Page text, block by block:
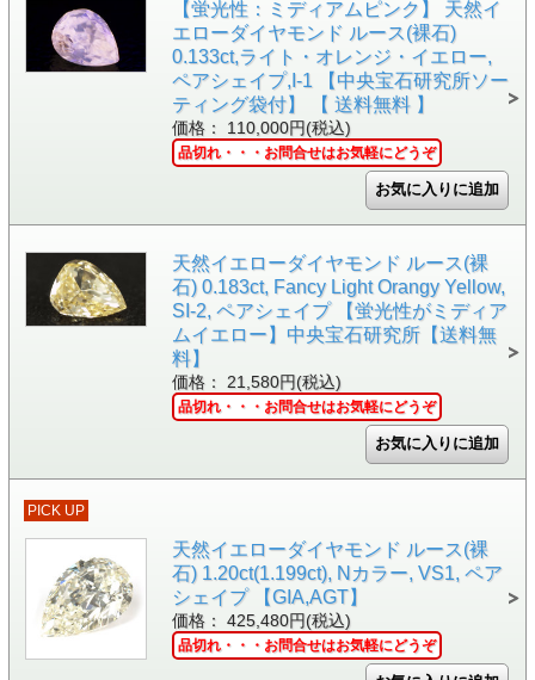
【蛍光性：ミディアムピンク】 天然イ
エローダイヤモンド ルース(裸石)
0.133ct,ライト・オレンジ・イエロー,
ペアシェイプ,I-1 【中央宝石研究所ソー
ティング袋付】 【 送料無料 】
価格： 110,000円(税込)
品切れ・・・お問合せはお気軽にどうぞ
天然イエローダイヤモンド ルース(裸
石) 0.183ct, Fancy Light Orangy Yellow,
SI-2, ペアシェイプ 【蛍光性がミディア
ムイエロー】中央宝石研究所【送料無
料】
価格： 21,580円(税込)
品切れ・・・お問合せはお気軽にどうぞ
PICK UP
天然イエローダイヤモンド ルース(裸
石) 1.20ct(1.199ct), Nカラー, VS1, ペア
シェイプ 【GIA,AGT】
価格： 425,480円(税込)
品切れ・・・お問合せはお気軽にどうぞ